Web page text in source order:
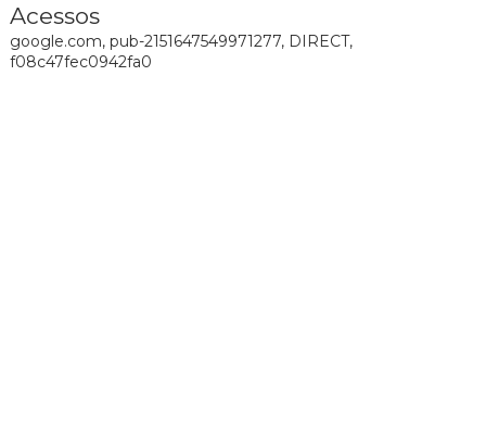
Acessos
google.com, pub-2151647549971277, DIRECT,
f08c47fec0942fa0